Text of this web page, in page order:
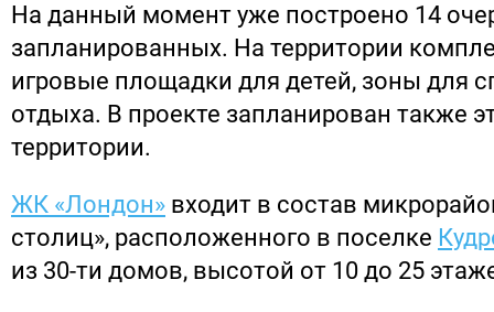
На данный момент уже построено 14
запланированных. На территории
игровые площадки для детей, зоны для
отдыха. В проекте запланирован также
территории.
ЖК «Лондон» входит в состав
столиц», расположенного в поселке
из 30-ти домов, высотой от 10 до 25